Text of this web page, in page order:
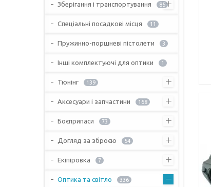
Зберігання і транспортування 85
Спеціальні посадкові місця 11
Пружинно-поршневі пістолети 3
Інші комплектуючі для оптики 1
Тюнінг 139
Аксесуари і запчастини 168
Боєприпаси 73
Догляд за зброєю 54
Екіпіровка 7
Оптика та світло 336